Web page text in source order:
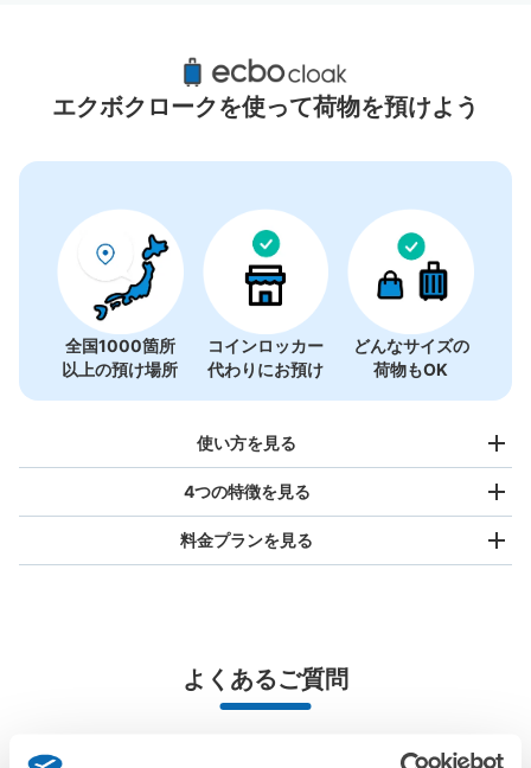
水戸駅周辺のおすすめコインロッカー
3件
エクボクロークを使って荷物を預けよう
全国1000箇所
以上の預け場所
コインロッカー
代わりにお預け
どんなサイズの
荷物もOK
使い方を見る
スマホからお店と日時を
指定して事前予約
4つの特徴を見る
全国1,000箇所以上と提携
料金プランを見る
最大辺が45cm未満の大きさのお荷物（リュック、ハンド
バッグ、お手荷物など）
よくあるご質問